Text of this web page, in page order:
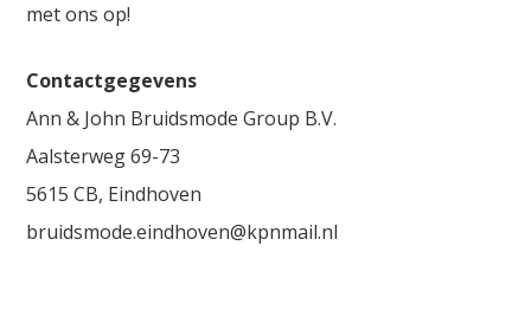
met ons op!
Contactgegevens
Ann & John Bruidsmode Group B.V.
Aalsterweg 69-73
5615 CB, Eindhoven
bruidsmode.eindhoven@kpnmail.nl